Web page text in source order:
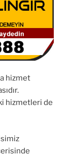
hizmet
hizmetleri de